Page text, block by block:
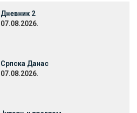
Дневник 2
07.08.2026.
Српска Данас
07.08.2026.